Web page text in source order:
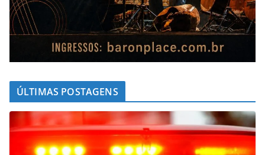
ÚLTIMAS POSTAGENS